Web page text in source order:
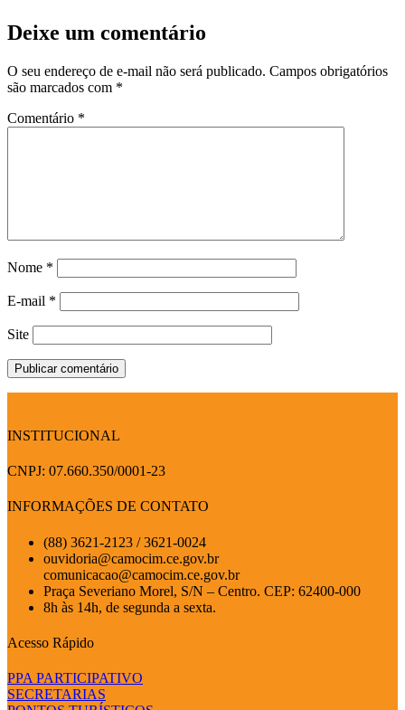
Deixe um comentário
O seu endereço de e-mail não será publicado. Campos obrigatórios
são marcados com *
Comentário *
Nome *
E-mail *
Site
INSTITUCIONAL
CNPJ: 07.660.350/0001-23
INFORMAÇÕES DE CONTATO
(88) 3621-2123 / 3621-0024
ouvidoria@camocim.ce.gov.br
comunicacao@camocim.ce.gov.br
Praça Severiano Morel, S/N – Centro. CEP: 62400-000
8h às 14h, de segunda a sexta.
Acesso Rápido
PPA PARTICIPATIVO
SECRETARIAS